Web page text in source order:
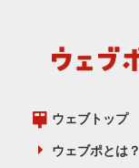
ウェブトップ
ウェブポとは？